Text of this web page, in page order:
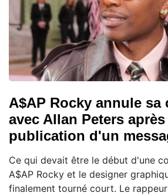
A$AP Rocky annule
avec Allan Peters
publication d'un
Ce qui devait être le début d'une
A$AP Rocky et le designer
finalement tourné court. Le